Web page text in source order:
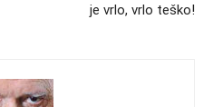
je vrlo, vrlo teško!